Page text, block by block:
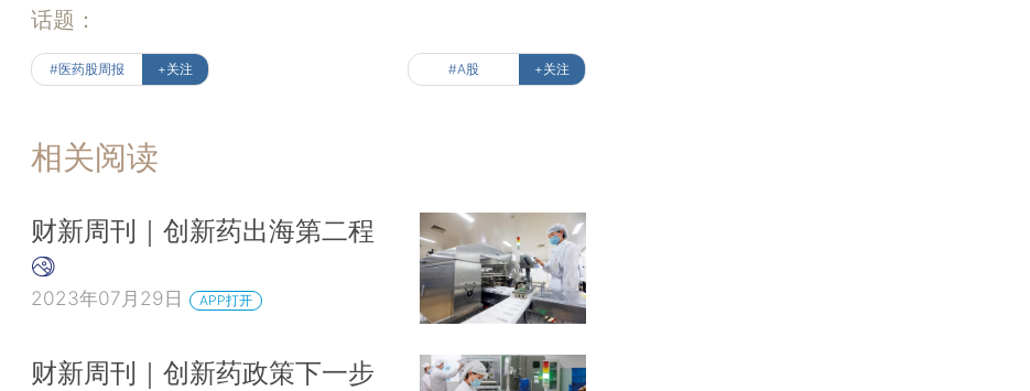
话题：
#医药股周报 +关注 #A股 +关注
相关阅读
财新周刊｜创新药出海第二程
2023年07月29日 APP打开
财新周刊｜创新药政策下一步